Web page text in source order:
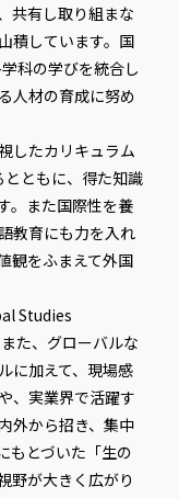
共有し取り組まな
積しています。国
科の学びを統合し
人材の育成に努め
したカリキュラム
ともに、得た知識
。また国際性を養
教育にも力を入れ
観をふまえて外国
Studies
た、グローバルな
に加えて、現場感
、実業界で活躍す
外から招き、集中
もとづいた「生の
野が大きく広がり